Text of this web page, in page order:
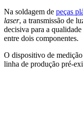
Na soldagem de peças
laser, a transmissão de
decisiva para a
entre dois componentes.
O dispositivo de
linha de produção pré-